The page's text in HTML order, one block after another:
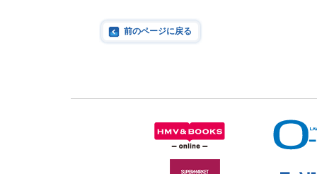
前のページに戻る